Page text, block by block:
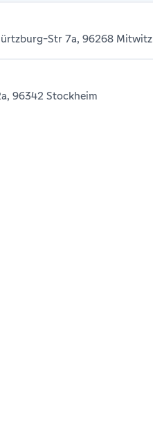
Str 7a, 96268 Mitwitz
96342 Stockheim